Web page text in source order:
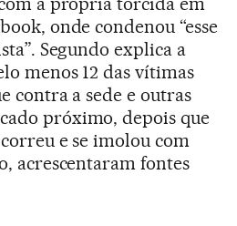
onde condenou “esse
Segundo explica a
menos 12 das vítimas
contra a sede e outras
próximo, depois que
e se imolou com
acrescentaram fontes